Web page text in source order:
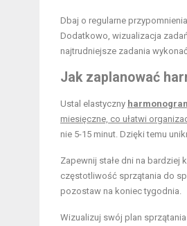
Dbaj o regularne
Dodatkowo, wizualizacja
najtrudniejsze zadania
Jak zaplanować
Ustal elastyczny
miesięczne, co ułatwi
nie 5-15 minut. Dzięki temu
Zapewnij stałe dni na bardziej
częstotliwość sprzątania do
pozostaw na koniec tygodnia.
Wizualizuj swój plan